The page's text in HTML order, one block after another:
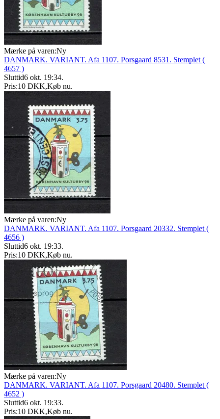
Mærke på varen:Ny
DANMARK. VARIANT. Afa 1107. Porsgaard 8531. Stemplet (
4657 )
Sluttid6 okt. 19:34.
Pris:10 DKK,Køb nu.
Mærke på varen:Ny
DANMARK. VARIANT. Afa 1107. Porsgaard 20332. Stemplet (
4656 )
Sluttid6 okt. 19:33.
Pris:10 DKK,Køb nu.
Mærke på varen:Ny
DANMARK. VARIANT. Afa 1107. Porsgaard 20480. Stemplet (
4652 )
Sluttid6 okt. 19:33.
Pris:10 DKK,Køb nu.